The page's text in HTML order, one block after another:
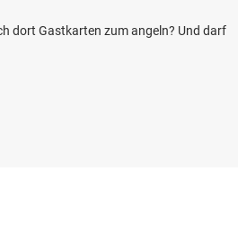
dort Gastkarten zum angeln? Und darf